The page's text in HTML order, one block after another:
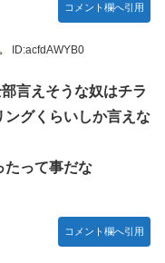
コメント欄へ引用
ID:acfdAWYB0
言えそうな奴はチラ
グくらいしか言えな
たって事だな
コメント欄へ引用